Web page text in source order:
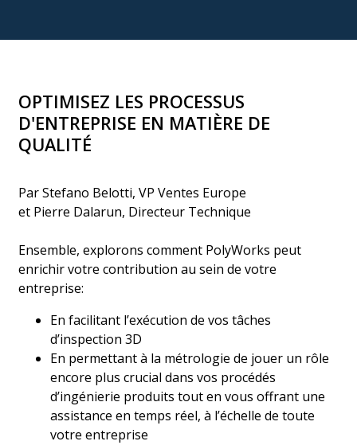
OPTIMISEZ LES PROCESSUS
D'ENTREPRISE EN MATIÈRE DE
QUALITÉ
Par Stefano Belotti, VP Ventes Europe
et Pierre Dalarun, Directeur Technique
Ensemble, explorons comment PolyWorks peut
enrichir votre contribution au sein de votre
entreprise:
En facilitant l’exécution de vos tâches
d’inspection 3D
En permettant à la métrologie de jouer un rôle
encore plus crucial dans vos procédés
d’ingénierie produits tout en vous offrant une
assistance en temps réel, à l’échelle de toute
votre entreprise